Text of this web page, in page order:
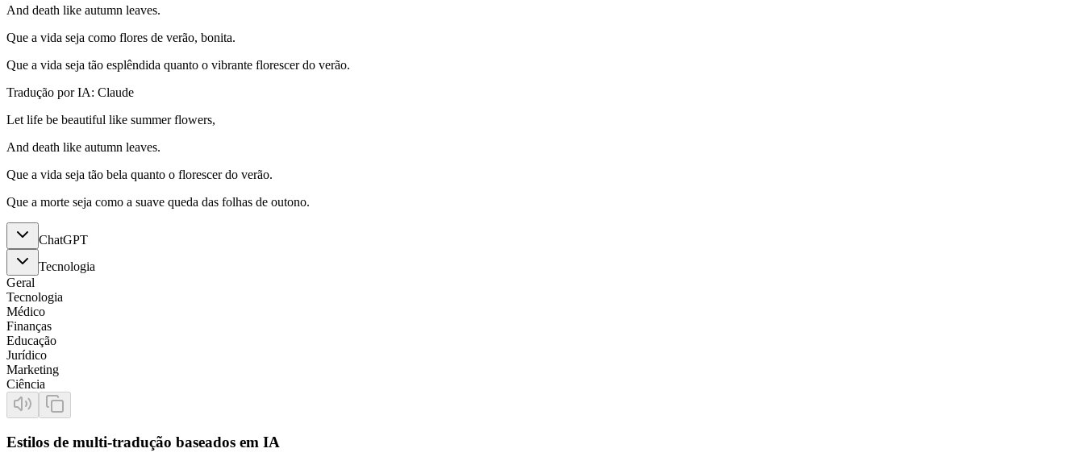
And death like autumn leaves.
Que a vida seja como flores de verão, bonita.
Que a vida seja tão esplêndida quanto o vibrante florescer do verão.
Tradução por IA: Claude
Let life be beautiful like summer flowers,
And death like autumn leaves.
Que a vida seja tão bela quanto o florescer do verão.
Que a morte seja como a suave queda das folhas de outono.
ChatGPT
Tecnologia
Geral
Tecnologia
Médico
Finanças
Educação
Jurídico
Marketing
Ciência
Estilos de multi-tradução baseados em IA